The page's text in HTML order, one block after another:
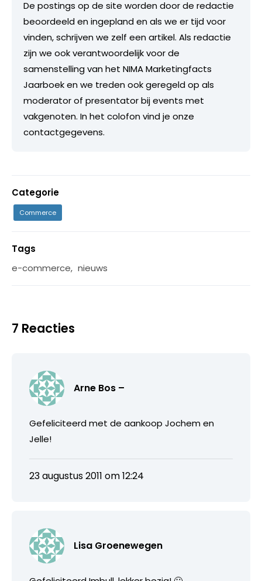
De postings op de site worden door de redactie
beoordeeld en ingepland en als we er tijd voor
vinden, schrijven we zelf een artikel. Als redactie
zijn we ook verantwoordelijk voor de
samenstelling van het NIMA Marketingfacts
Jaarboek en we treden ook geregeld op als
moderator of presentator bij events met
vakgenoten. In het colofon vind je onze
contactgegevens.
Categorie
Commerce
Tags
e-commerce, nieuws
7 Reacties
Arne Bos –
Gefeliciteerd met de aankoop Jochem en
Jelle!
23 augustus 2011 om 12:24
Lisa Groenewegen